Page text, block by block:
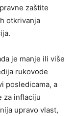
zaštite
otkrivanja
je manje ili više
rukovode
posledicama, a
za inflaciju
upravo vlast,